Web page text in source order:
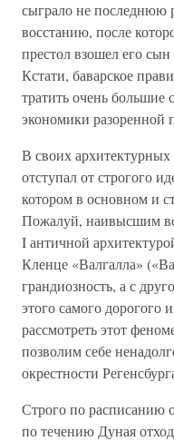
сыграло не последнюю
восстанию, после
престол взошел его
Кстати, баварское
тратить очень большие
экономики разоренной
В своих
отступал от строгого
котором в основном и
Пожалуй, наивысшим
I античной
Кленце «Валгалла»
грандиозность, а с
этого самого дорогого
рассмотреть этот
позволим себе
окрестности
Строго по расписанию
по течению Дуная